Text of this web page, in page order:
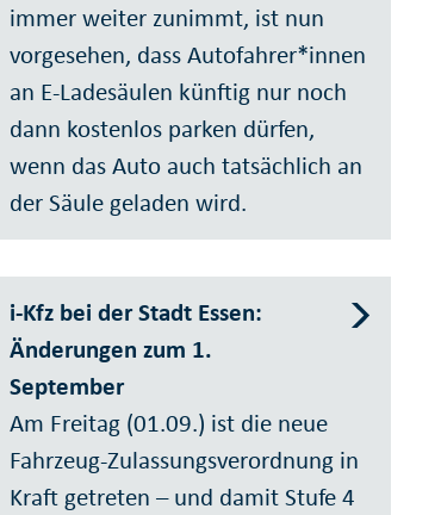
immer weiter zunimmt, ist nun
vorgesehen, dass Autofahrer*innen
an E-Ladesäulen künftig nur noch
dann kostenlos parken dürfen,
wenn das Auto auch tatsächlich an
der Säule geladen wird.
i-Kfz bei der Stadt Essen:
Änderungen zum 1.
September
Am Freitag (01.09.) ist die neue
Fahrzeug-Zulassungsverordnung in
Kraft getreten – und damit Stufe 4